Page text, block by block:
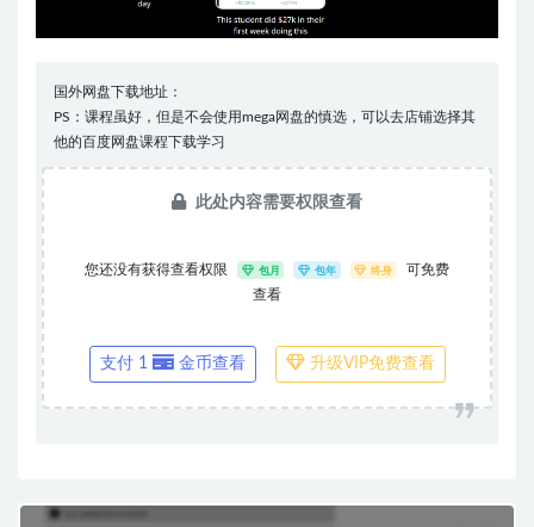
国外网盘下载地址：
PS：课程虽好，但是不会使用mega网盘的慎选，可以去店铺选择其
他的百度网盘课程下载学习
此处内容需要权限查看
您还没有获得查看权限 包月 包年 终身
可免费
查看
支付 1 金币查看 升级VIP免费查看